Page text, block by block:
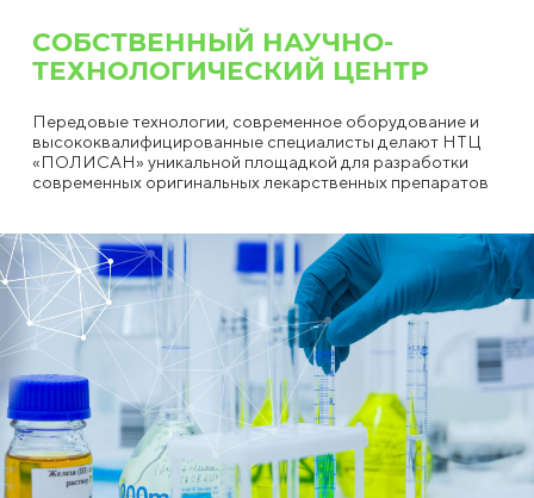
СОБСТВЕННЫЙ НАУЧНО-
ТЕХНОЛОГИЧЕСКИЙ ЦЕНТР
Передовые технологии, современное оборудование и
высококвалифицированные специалисты делают НТЦ
«ПОЛИСАН» уникальной площадкой для разработки
современных оригинальных лекарственных препаратов